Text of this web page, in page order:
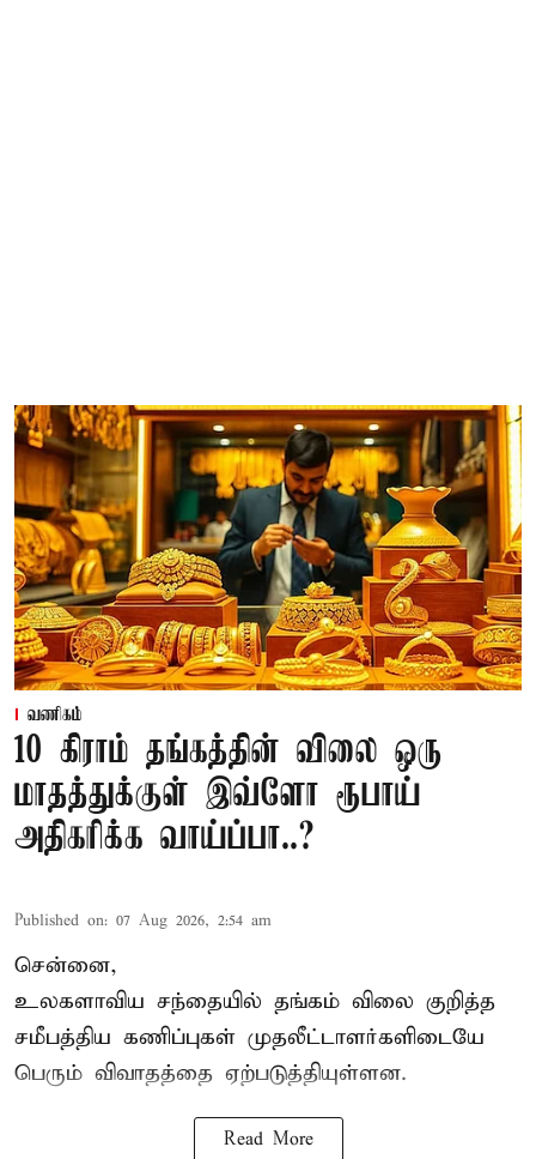
வணிகம்
10 கிராம் தங்கத்தின் விலை ஒரு
மாதத்துக்குள் இவ்ளோ ரூபாய்
அதிகரிக்க வாய்ப்பா..?
Published on: 07 Aug 2026, 2:54 am
சென்னை,
உலகளாவிய சந்தையில் தங்கம் விலை குறித்த
சமீபத்திய கணிப்புகள் முதலீட்டாளர்களிடையே
பெரும் விவாதத்தை ஏற்படுத்தியுள்ளன.
Read More